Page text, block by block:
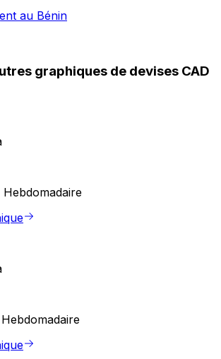
au Bénin
graphiques de devises CAD
Hebdomadaire
Hebdomadaire